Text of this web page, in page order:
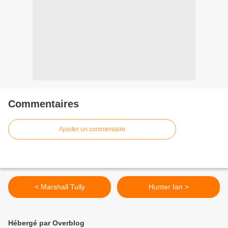
Commentaires
Ajouter un commentaire
< Marshall Tully Hunter Ian >
Hébergé par Overblog